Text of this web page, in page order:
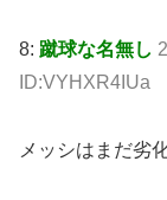
8: 蹴球な名無し
ID:VYHXR4IUa
メッシはまだ劣